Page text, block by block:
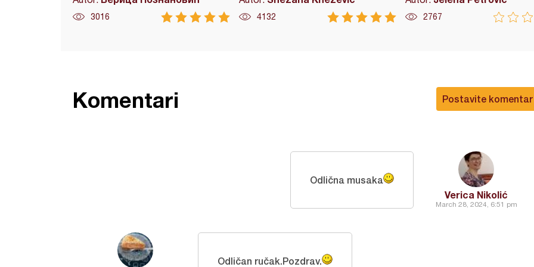
3016 4132 2767
Postavite komentar
Komentari
Verica Nikolić
March 28, 2024, 6:51 pm
Odlična musaka
Odličan ručak.Pozdrav.